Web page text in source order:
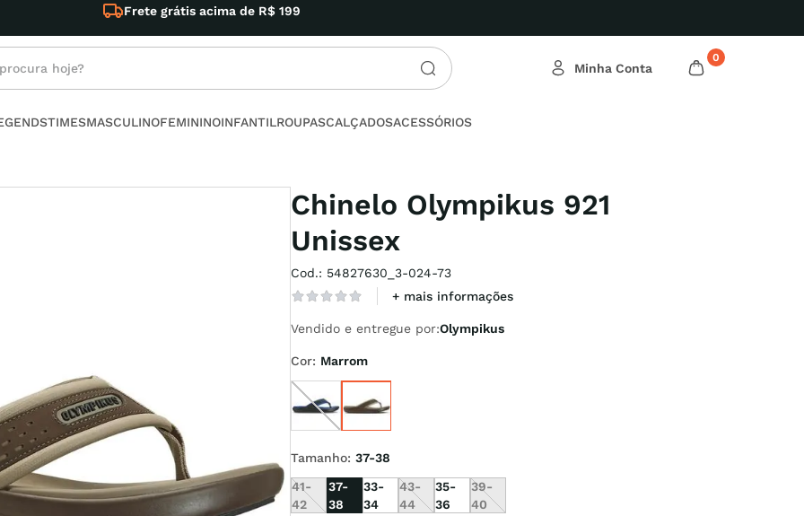
grátis acima de R$ 199
hoje? 0
TIMESMASCULINOFEMININOINFANTILROUPASCALÇADOSACESSÓRIOS
Chinelo Olympikus 921
Unissex
Cod.: 54827630_3-024-73
+ mais informações
Vendido e entregue por:Olympikus
Cor: Marrom
Tamanho: 37-38
41-
42
37-
38
33-
34
43-
44
35-
36
39-
40
buscados